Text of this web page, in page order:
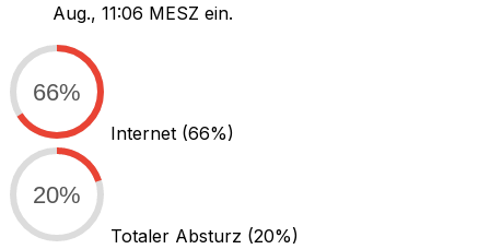
Aug., 11:06 MESZ ein.
66%
Internet (66%)
20%
Totaler Absturz (20%)